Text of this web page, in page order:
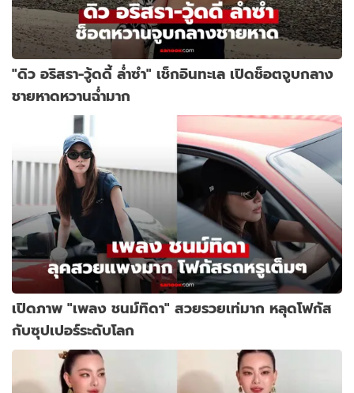
"ดิว อริสรา-วู้ดดี้ ล่ำซำ" เช็กอินทะเล เปิดช็อตจูบกลาง
ชายหาดหวานฉ่ำมาก
เปิดภาพ "เพลง ชนม์ทิดา" สวยรวยเท่มาก หลุดโฟกัส
กับซุปเปอร์ระดับโลก